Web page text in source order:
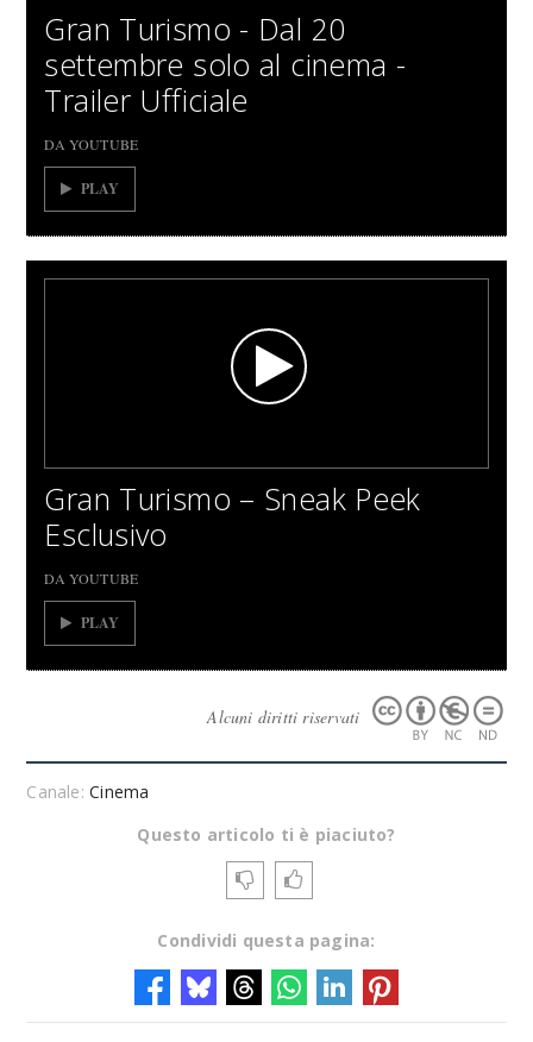
Gran Turismo - Dal 20
settembre solo al cinema -
Trailer Ufficiale
DA YOUTUBE
PLAY
Gran Turismo – Sneak Peek
Esclusivo
DA YOUTUBE
PLAY
Alcuni diritti riservati
Canale:Cinema
Questo articolo ti è piaciuto?
Condividi questa pagina: